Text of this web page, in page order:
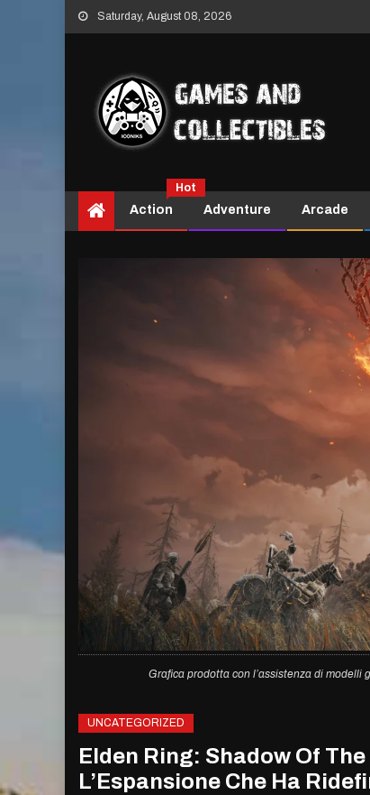
Skip
to
Saturday, August 08, 2026
Action
Hot
Adventure Arcade
Grafica prodotta con l’assistenza di modelli
UNCATEGORIZED
Elden Ring: Shadow Of
L’Espansione Che Ha